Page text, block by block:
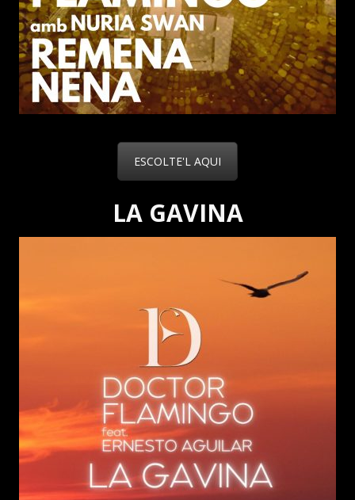
ESCOLTE'L AQUI
LA GAVINA